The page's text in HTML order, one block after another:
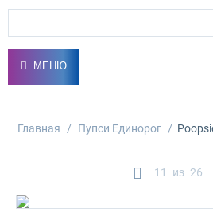
МЕНЮ
Главная / Пупси Единорог /
11 из 26